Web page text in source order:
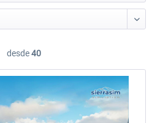
desde40